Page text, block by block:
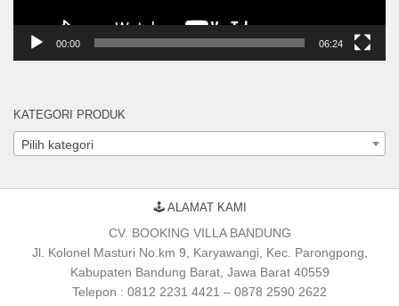
00:00 06:24
KATEGORI PRODUK
Pilih kategori
🕹 ALAMAT KAMI
CV. BOOKING VILLA BANDUNG
Jl. Kolonel Masturi No.km 9, Karyawangi, Kec. Parongpong,
Kabupaten Bandung Barat, Jawa Barat 40559
Telepon : 0812 2231 4421 – 0878 2590 2622